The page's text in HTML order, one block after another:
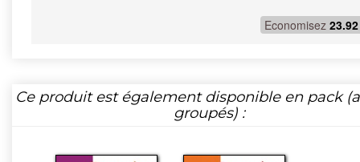
Economisez 23.92
Ce produit est également disponible en pack
groupés) :